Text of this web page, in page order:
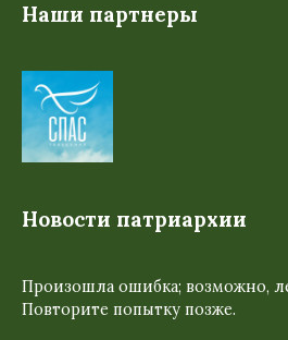
Наши партнеры
Новости патриархии
Произошла ошибка; возможно,
Повторите попытку позже.